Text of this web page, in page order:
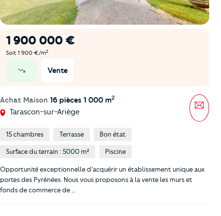
1 900 000 €
Soit 1 900 €/m2
Vente
Achat Maison 16 pièces 1 000 m2
Tarascon-sur-Ariège
15 chambres Terrasse Bon état
Surface du terrain : 5000 m² Piscine
Opportunité exceptionnelle d’acquérir un établissement unique aux
portes des Pyrénées. Nous vous proposons à la vente les murs et
fonds de commerce de …